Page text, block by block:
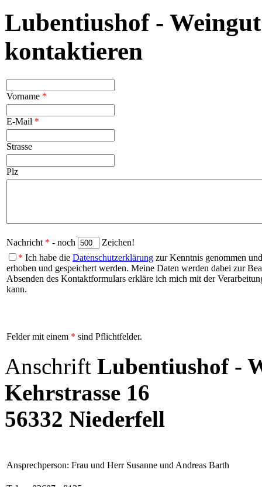
Lubentiushof -
kontaktieren
Vorname *
E-Mail *
Strasse
Plz
Nachricht * - noch
Zeichen!
* Ich habe die Datenschutzerklärung zur Kenntnis genommen
erhoben und gespeichert werden. Meine Daten werden dabei zur
Absenden des Kontaktformulars erkläre ich mich mit der
kann.
Felder mit einem * sind Pflichtfelder.
Anschrift Lubentiushof -
Kehrstrasse 16
56332 Niederfell
Ansprechperson: Frau und Herr Susanne und Andreas Barth